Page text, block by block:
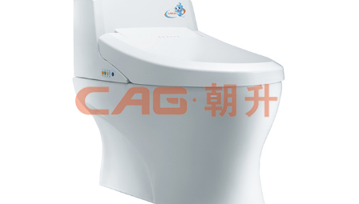
招商加盟
全国专卖店